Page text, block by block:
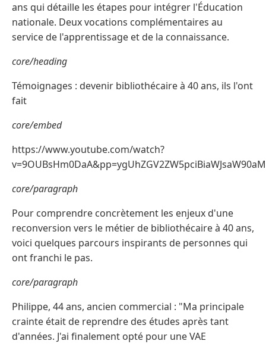
ans qui détaille les étapes pour intégrer l'Éducation
nationale. Deux vocations complémentaires au
service de l'apprentissage et de la connaissance.
core/heading
Témoignages : devenir bibliothécaire à 40 ans, ils l'ont
fait
core/embed
https://www.youtube.com/watch?
core/paragraph
Pour comprendre concrètement les enjeux d'une
reconversion vers le métier de bibliothécaire à 40 ans,
voici quelques parcours inspirants de personnes qui
ont franchi le pas.
core/paragraph
Philippe, 44 ans, ancien commercial : "Ma principale
crainte était de reprendre des études après tant
d'années. J'ai finalement opté pour une VAE